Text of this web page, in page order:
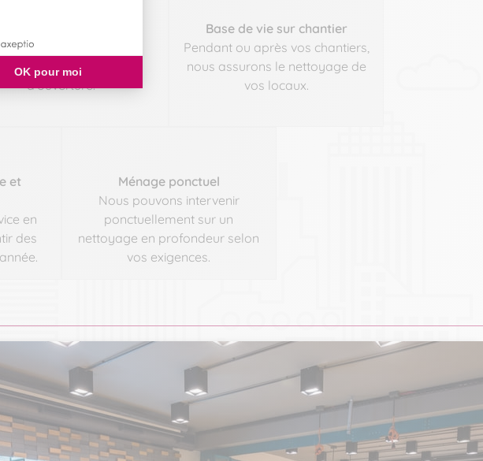
force est de pouvoir
à vos contraintes
d'ouverture.
Base de vie sur chantier
Pendant ou après vos chantiers,
nous assurons le nettoyage de
vos locaux.
et
en
des
Ménage ponctuel
Nous pouvons intervenir
ponctuellement sur un
nettoyage en profondeur selon
vos exigences.